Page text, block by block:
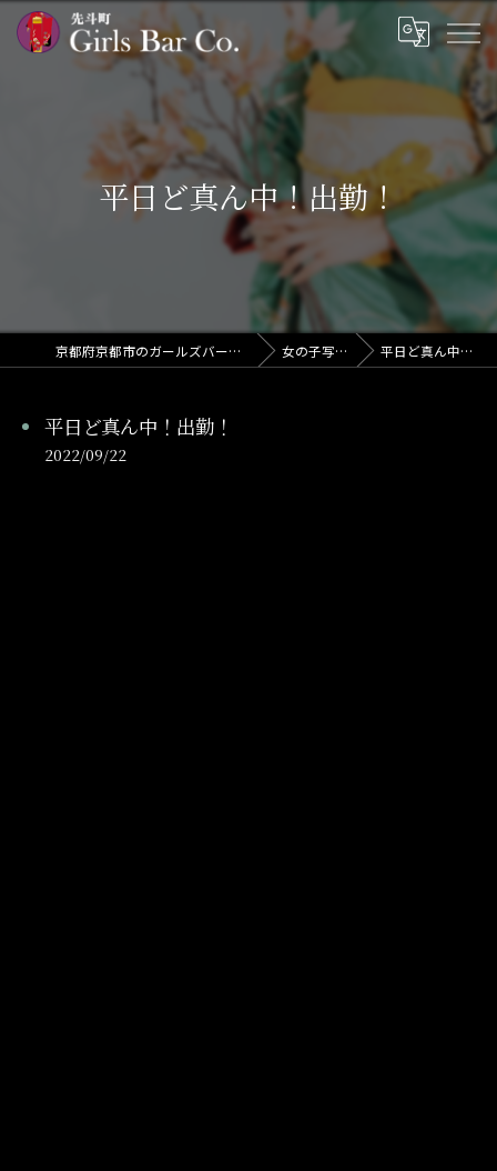
平日ど真ん中！出勤！
京都府京都市のガールズバーならGirls Bar Co. 女の子写メ日記 平日ど真ん中！出勤！
平日ど真ん中！出勤！
2022/09/22